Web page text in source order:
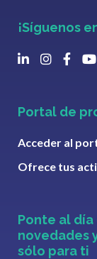
¡Síguenos
Portal de
Acceder al
Ofrece tus
Ponte al
novedades
sólo para ti